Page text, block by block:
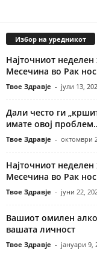
Избор на уредникот
Најточниот
Месечина во Рак
Твое Здравје - јули 13,
Дали често ги
имате овој
Твое Здравје - октомври
Најточниот
Месечина во Рак
Твое Здравје - јуни 22,
Вашиот омилен
вашата личност
Твое Здравје - јануари 9,